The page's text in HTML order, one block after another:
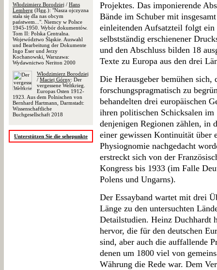
Włodzimierz Borodziej / Hans
Lemberg (Hgg.): "Nasza ojczyzna
stała się dla nas obcym
państwem...". Niemcy w Polsce
1945-1950. Wybór dokumentów.
Tom II: Polska Centralna.
Województwo Śląskie. Auswahl
und Bearbeitung der Dokumente
Ingo Eser und Jerzy
Kochanowski, Warszawa:
Wydawnictwo Neriton 2000
Włodzimierz Borodziej
/ Maciej Górny: Der
vergessene Weltkrieg.
Europas Osten 1912-
1923. Aus dem Polnischen von
Bernhard Hartmann, Darmstadt:
Wissenschaftliche
Buchgesellschaft 2018
Unterstützen Sie die sehepunkte
Projektes. Das imponierende
Bände im Schuber mit
einleitenden Aufsatzteil folgt
selbstständig erschienener
und den Abschluss bilden 18
Texte zu Europa aus den drei
Die Herausgeber bemühen
forschungspragmatisch zu
behandelten drei europäischen
ihren politischen Schicksalen
denjenigen Regionen zählen, in
einer gewissen Kontinuität über
Physiognomie nachgedacht
erstreckt sich von der
Kongress bis 1933 (im Falle
Polens und Ungarns).
Der Essayband wartet mit drei
Länge zu den untersuchten
Detailstudien. Heinz Duchhardt
hervor, die für den deutschen
sind, aber auch die auffallende
denen um 1800 viel von
Währung die Rede war. Dem